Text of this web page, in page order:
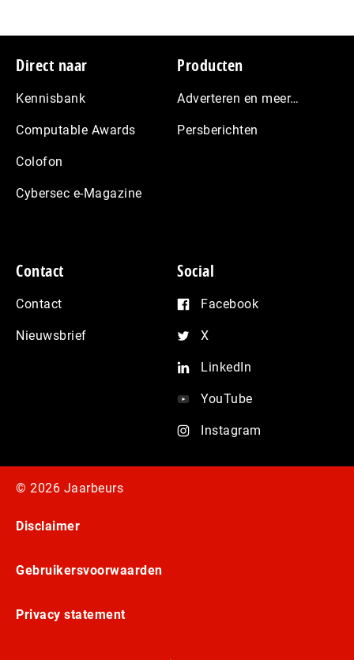
Footer
Direct naar
Kennisbank
Computable Awards
Colofon
Cybersec e-Magazine
Producten
Adverteren en meer…
Persberichten
Contact
Contact
Nieuwsbrief
Social
Facebook
X
LinkedIn
YouTube
Instagram
© 2026 Jaarbeurs
Disclaimer
Gebruikersvoorwaarden
Privacy statement